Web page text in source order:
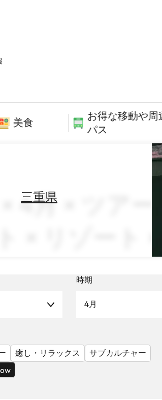
美食
お得な移動や周
パス
三重県
4月 × ツア
× リゾート
時期
4月
癒し・リラックス
サブカルチャー